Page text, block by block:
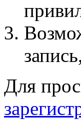
Для